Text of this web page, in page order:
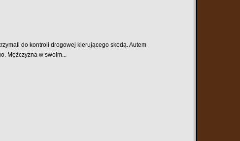
do kontroli drogowej kierującego skodą. Autem
Mężczyzna w swoim...